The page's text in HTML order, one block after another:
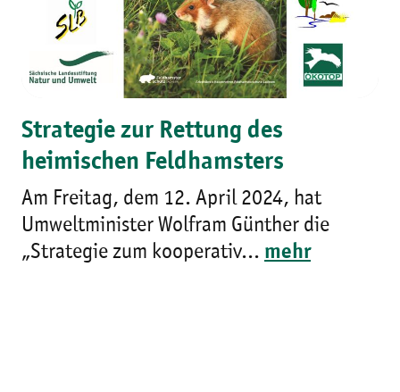
Strategie zur Rettung des
heimischen Feldhamsters
Am Freitag, dem 12. April 2024, hat
Umweltminister Wolfram Günther die
„Strategie zum kooperativ... mehr